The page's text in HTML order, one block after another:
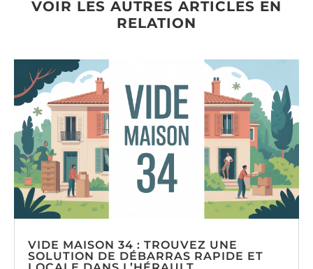
VOIR LES AUTRES ARTICLES EN
RELATION
VIDE MAISON 34 : TROUVEZ UNE
SOLUTION DE DÉBARRAS RAPIDE ET